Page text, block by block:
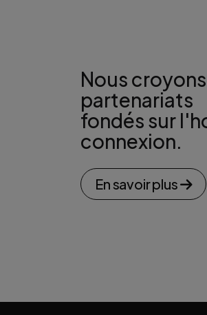
Nous
partenariats
fondés sur
connexion.
En savoir plus